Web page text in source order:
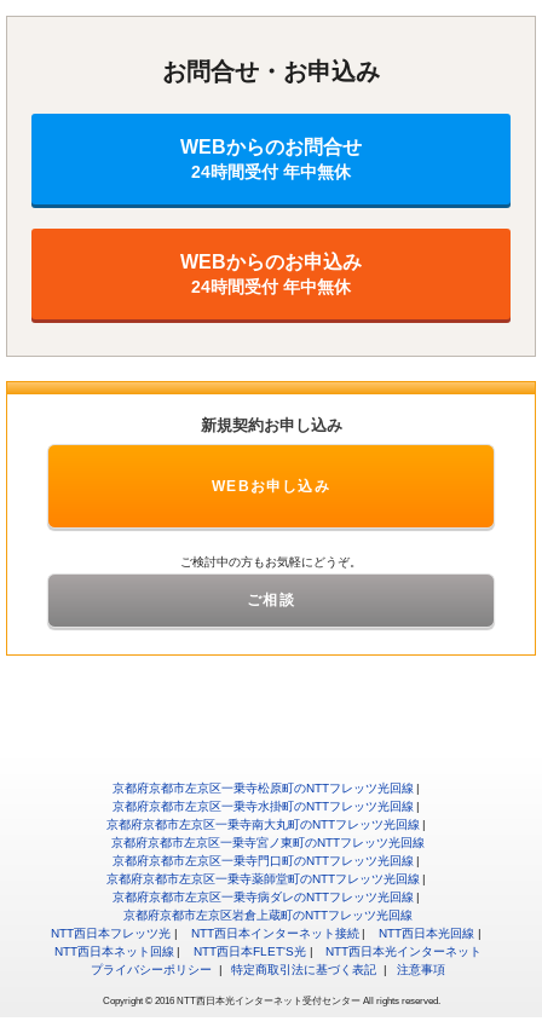
お問合せ・お申込み
WEBからのお問合せ
24時間受付 年中無休
WEBからのお申込み
24時間受付 年中無休
新規契約お申し込み
WEBお申し込み
ご検討中の方もお気軽にどうぞ。
ご相談
京都府京都市左京区一乗寺松原町のNTTフレッツ光回線
京都府京都市左京区一乗寺水掛町のNTTフレッツ光回線
京都府京都市左京区一乗寺南大丸町のNTTフレッツ光回線
京都府京都市左京区一乗寺宮ノ東町のNTTフレッツ光回線
京都府京都市左京区一乗寺門口町のNTTフレッツ光回線
京都府京都市左京区一乗寺薬師堂町のNTTフレッツ光回線
京都府京都市左京区一乗寺病ダレのNTTフレッツ光回線
京都府京都市左京区岩倉上蔵町のNTTフレッツ光回線
NTT西日本フレッツ光
NTT西日本インターネット接続
NTT西日本光回線
NTT西日本ネット回線
NTT西日本FLET'S光
NTT西日本光インターネット
プライバシーポリシー
特定商取引法に基づく表記 注意事項
Copyright © 2016 NTT西日本光インターネット受付センター All rights reserved.